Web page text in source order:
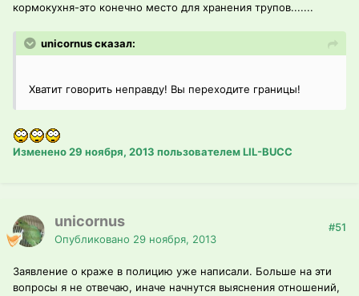
кормокухня-это конечно место для хранения трупов.......
unicornus сказал:
Хватит говорить неправду! Вы переходите границы!
Изменено29 ноября, 2013 пользователем LIL-BUCC
unicornus
Опубликовано 29 ноября, 2013
#51
Заявление о краже в полицию уже написали. Больше на эти
вопросы я не отвечаю, иначе начнутся выяснения отношений,